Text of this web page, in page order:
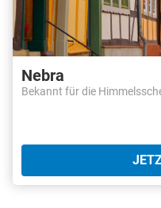
Nebra
Bekannt für die